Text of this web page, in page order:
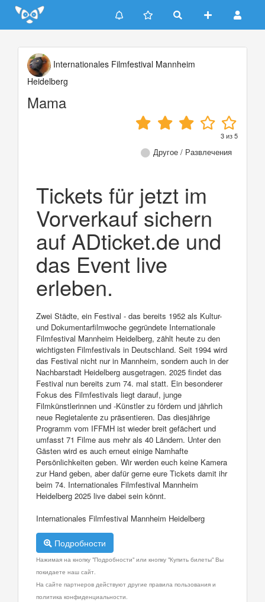
Update cookies preferences
Internationales Filmfestival Mannheim
Heidelberg
Mama
3из5
Другое / Развлечения
Tickets für jetzt im
Vorverkauf sichern
auf ADticket.de und
das Event live
erleben.
Zwei Städte, ein Festival - das bereits 1952 als Kultur-
und Dokumentarfilmwoche gegründete Internationale
Filmfestival Mannheim Heidelberg, zählt heute zu den
wichtigsten Filmfestivals in Deutschland. Seit 1994 wird
das Festival nicht nur in Mannheim, sondern auch in der
Nachbarstadt Heidelberg ausgetragen. 2025 findet das
Festival nun bereits zum 74. mal statt. Ein besonderer
Fokus des Filmfestivals liegt darauf, junge
Filmkünstlerinnen und -Künstler zu fördern und jährlich
neue Regietalente zu präsentieren. Das diesjährige
Programm vom IFFMH ist wieder breit gefächert und
umfasst 71 Filme aus mehr als 40 Ländern. Unter den
Gästen wird es auch erneut einige Namhafte
Persönlichkeiten geben. Wir werden euch keine Kamera
zur Hand geben, aber dafür gerne eure Tickets damit ihr
beim 74. Internationales Filmfestival Mannheim
Heidelberg 2025 live dabei sein könnt.
Internationales Filmfestival Mannheim Heidelberg
Подробности
Нажимая на кнопку "Подробности" или кнопку "Купить билеты" Вы
покидаете наш сайт.
На сайте партнеров действуют другие правила пользования и
политика конфиденциальности.